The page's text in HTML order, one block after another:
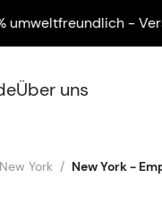
-
Über uns
New York New York -